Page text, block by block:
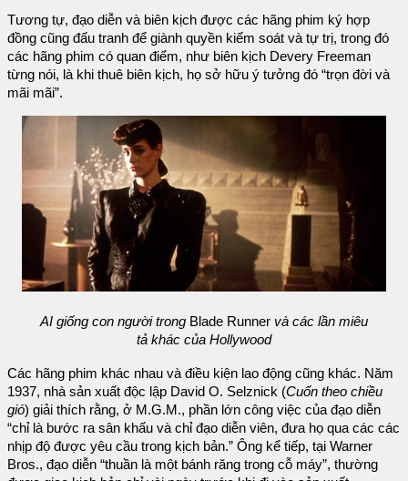
Tương tự, đạo diễn và biên kịch được các hãng phim ký hợp
đồng cũng đấu tranh để giành quyền kiểm soát và tự trị, trong đó
các hãng phim có quan điểm, như biên kịch Devery Freeman
từng nói, là khi thuê biên kịch, họ sở hữu ý tưởng đó “trọn đời và
mãi mãi”.
AI giống con người trong Blade Runner và các lần miêu
tả khác của Hollywood
Các hãng phim khác nhau và điều kiện lao động cũng khác. Năm
1937, nhà sản xuất độc lập David O. Selznick (Cuốn theo chiều
gió) giải thích rằng, ở M.G.M., phần lớn công việc của đạo diễn
“chỉ là bước ra sân khấu và chỉ đạo diễn viên, đưa họ qua các các
nhịp độ được yêu cầu trong kịch bản.” Ông kể tiếp, tại Warner
Bros., đạo diễn “thuần là một bánh răng trong cỗ máy”, thường